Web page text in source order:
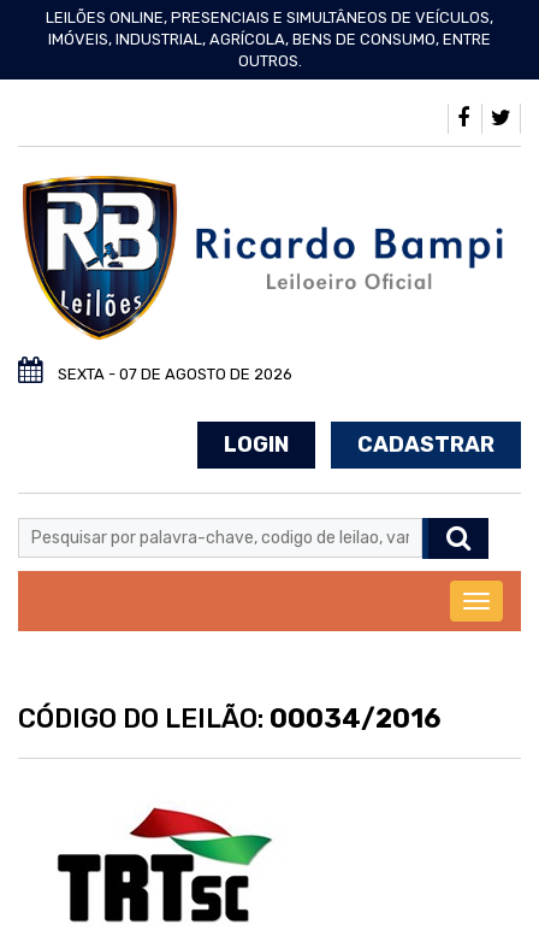
LEILÕES ONLINE, PRESENCIAIS E SIMULTÂNEOS DE VEÍCULOS,
IMÓVEIS, INDUSTRIAL, AGRÍCOLA, BENS DE CONSUMO, ENTRE
OUTROS.
SEXTA - 07 DE AGOSTO DE 2026
LOGIN CADASTRAR
Abrir
menu
CÓDIGO DO LEILÃO: 00034/2016